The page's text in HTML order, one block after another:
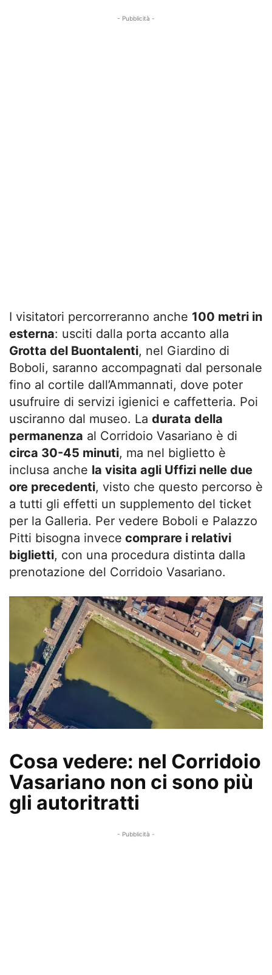
- Pubblicità -
I visitatori percorreranno anche 100 metri in
esterna: usciti dalla porta accanto alla
Grotta del Buontalenti, nel Giardino di
Boboli, saranno accompagnati dal personale
fino al cortile dall’Ammannati, dove poter
usufruire di servizi igienici e caffetteria. Poi
usciranno dal museo. La durata della
permanenza al Corridoio Vasariano è di
circa 30-45 minuti, ma nel biglietto è
inclusa anche la visita agli Uffizi nelle due
ore precedenti, visto che questo percorso è
a tutti gli effetti un supplemento del ticket
per la Galleria. Per vedere Boboli e Palazzo
Pitti bisogna invece comprare i relativi
biglietti, con una procedura distinta dalla
prenotazione del Corridoio Vasariano.
Cosa vedere: nel Corridoio
Vasariano non ci sono più
gli autoritratti
- Pubblicità -